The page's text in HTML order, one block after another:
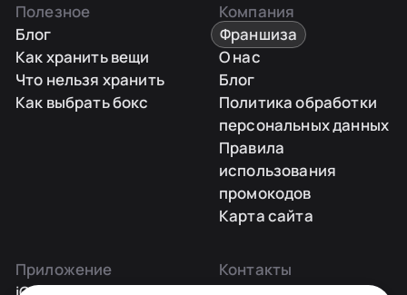
Полезное
Блог
Как хранить вещи
Что нельзя хранить
Как выбрать бокс
Компания
Франшиза
О нас
Блог
Политика обработки
персональных данных
Правила
использования
промокодов
Карта сайта
Приложение
Контакты